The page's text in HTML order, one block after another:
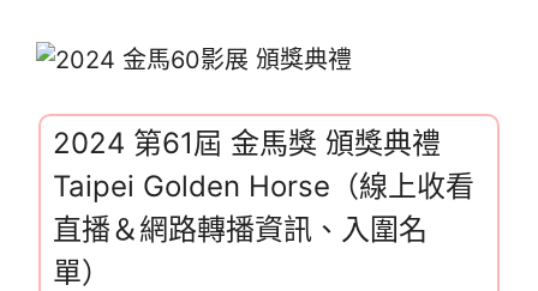
2024 第61屆 金馬獎 頒獎典禮
Taipei Golden Horse（線上收看
直播＆網路轉播資訊、入圍名
單）